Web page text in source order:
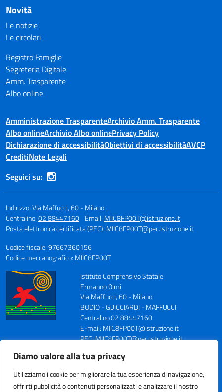
Diamo valore alla tua privacy
Utilizziamo i cookie per migliorare la tua esperienza di navigazione,
offrirti pubblicità o contenuti personalizzati e analizzare il nostro
Novità
Le notizie
Le circolari
Registro Famiglie
Segreteria Digitale
Amm. Trasparente
Albo online
Amministrazione TrasparenteArchivio Amm. Trasparente
Albo onlineArchivio Albo onlinePrivacy Policy
Dichiarazione di accessibilitàObiettivi di accessibilitàAVCP
CreditiNote Legali
Seguici su:
Indirizzo:Via Maffucci, 60 - Milano
Centralino:02 88447160 Email: MIIC8FP00T@istruzione.it
Posta elettronica certificata (PEC): MIIC8FP00T@pec.istruzione.it
Codice fiscale: 97667360156
Codice meccanografico: MIIC8FP00T
Istituto Comprensivo Statale
Ermanno Olmi
Via Maffucci, 60 - Milano
BODIO - GUICCIARDI - MAFFUCCI
Centralino 02 88447160
E-mail: MIIC8FP00T@istruzione.it
PEC: MIIC8FP00T@pec.istruzione.it
Codice Fiscale: 97667360156
Fax 0288447164